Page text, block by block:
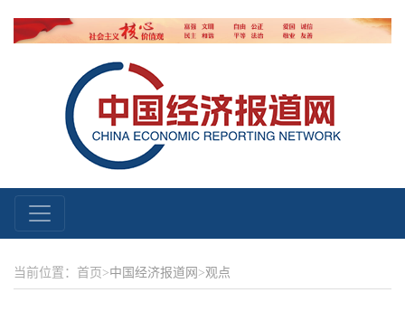
当前位置：首页>中国经济报道网 >观点